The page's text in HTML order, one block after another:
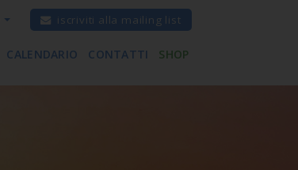
iscriviti alla mailing list
CALENDARIO CONTATTI SHOP